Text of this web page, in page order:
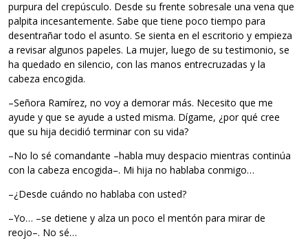
purpura del crepúsculo. Desde su frente sobresale una vena que
palpita incesantemente. Sabe que tiene poco tiempo para
desentrañar todo el asunto. Se sienta en el escritorio y empieza
a revisar algunos papeles. La mujer, luego de su testimonio, se
ha quedado en silencio, con las manos entrecruzadas y la
cabeza encogida.
–Señora Ramírez, no voy a demorar más. Necesito que me
ayude y que se ayude a usted misma. Dígame, ¿por qué cree
que su hija decidió terminar con su vida?
–No lo sé comandante –habla muy despacio mientras continúa
con la cabeza encogida–. Mi hija no hablaba conmigo…
–¿Desde cuándo no hablaba con usted?
–Yo… –se detiene y alza un poco el mentón para mirar de
reojo–. No sé…